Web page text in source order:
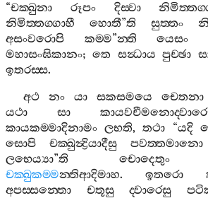
“චක‍්ඛුනා රූපං දිස‍්වා
නිමිත‍්තග‍්ගාහී
හොතී”ති සුත‍්තං
අසංවරොපි
කම‍්ම”න‍්ති යෙසං
මහාසංඝිකානං;තෙ සන්‍ධාය පුච‍්ඡා
ඉතරස‍්ස.
අථ
නං යා සකසමයෙ චෙතනා
යථා
සා
කායකම‍්මාදිනාමං ලභති,තථා “යදි
සොපි
චක‍්ඛුන්‍ද්‍රියාදීසු පවත‍්තමානො
ලභෙය්‍යා”ති චොදෙතුං
චක‍්ඛුකම‍්මන‍්තිආදිමාහ. ඉතරො
අපස‍්සන‍්තො
චතූසු ද‍්වාරෙසු